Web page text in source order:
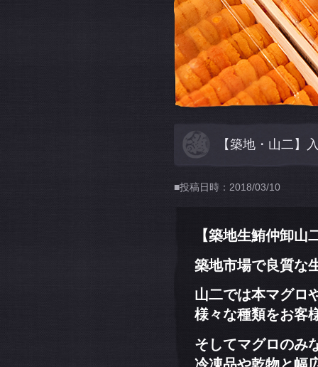
【築地・山二】
■投稿日時：2018/03/10
【築地生鮪仲卸
築地市場で良質な
山二では本マグロ
様々な種類をお客
そしてマグロのみ